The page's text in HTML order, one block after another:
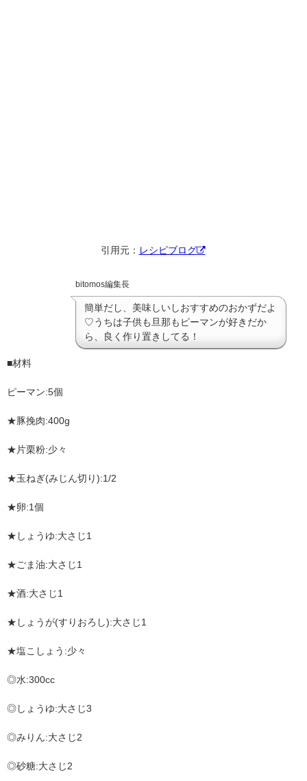
引用元： レシピブログ
bitomos編集長
簡単だし、美味しいしおすすめのおかずだよ
♡うちは子供も旦那もピーマンが好きだか
ら、良く作り置きしてる！
■材料
ピーマン:5個
★豚挽肉:400g
★片栗粉:少々
★玉ねぎ(みじん切り):1/2
★卵:1個
★しょうゆ:大さじ1
★ごま油:大さじ1
★酒:大さじ1
★しょうが(すりおろし):大さじ1
★塩こしょう:少々
◎水:300cc
◎しょうゆ:大さじ3
◎みりん:大さじ2
◎砂糖:大さじ2